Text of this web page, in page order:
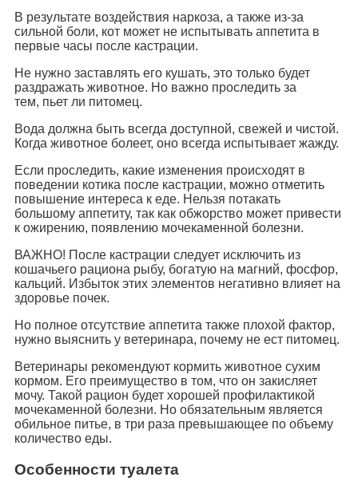
В результате воздействия наркоза, а также из-за
сильной боли, кот может не испытывать аппетита в
первые часы после кастрации.
Не нужно заставлять его кушать, это только будет
раздражать животное. Но важно проследить за
тем, пьет ли питомец.
Вода должна быть всегда доступной, свежей и чистой.
Когда животное болеет, оно всегда испытывает жажду.
Если проследить, какие изменения происходят в
поведении котика после кастрации, можно отметить
повышение интереса к еде. Нельзя потакать
большому аппетиту, так как обжорство может привести
к ожирению, появлению мочекаменной болезни.
ВАЖНО! После кастрации следует исключить из
кошачьего рациона рыбу, богатую на магний, фосфор,
кальций. Избыток этих элементов негативно влияет на
здоровье почек.
Но полное отсутствие аппетита также плохой фактор,
нужно выяснить у ветеринара, почему не ест питомец.
Ветеринары рекомендуют кормить животное сухим
кормом. Его преимущество в том, что он закисляет
мочу. Такой рацион будет хорошей профилактикой
мочекаменной болезни. Но обязательным является
обильное питье, в три раза превышающее по объему
количество еды.
Особенности туалета